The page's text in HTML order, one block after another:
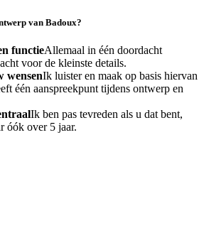
van Badoux?
functieAllemaal in één doordacht
voor de kleinste details.
wensenIk luister en maak op basis hiervan
één aanspreekpunt tijdens ontwerp en
Ik ben pas tevreden als u dat bent,
óók over 5 jaar.